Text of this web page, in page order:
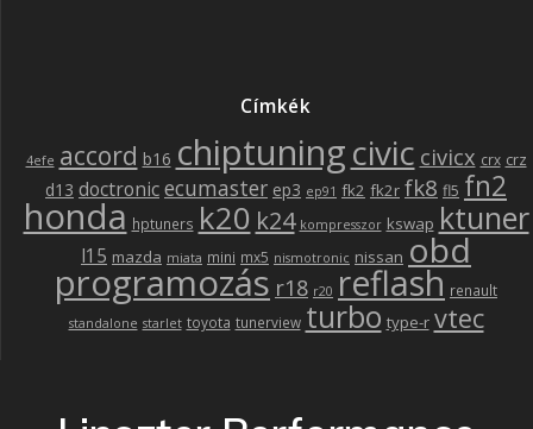
Címkék
4efe accord b16 chiptuningcivic civicx crx crz
d13 doctronicecumaster ep3 ep91 fk2 fk2r fk8 fl5 fn2
honda hptuners k20 k24 kompresszor kswap ktuner
l15 mazda miata mini mx5 nismotronic nissan obd
programozás r18 r20 reflash renault
standalone starlet toyota tunerview turbo type-r vtec